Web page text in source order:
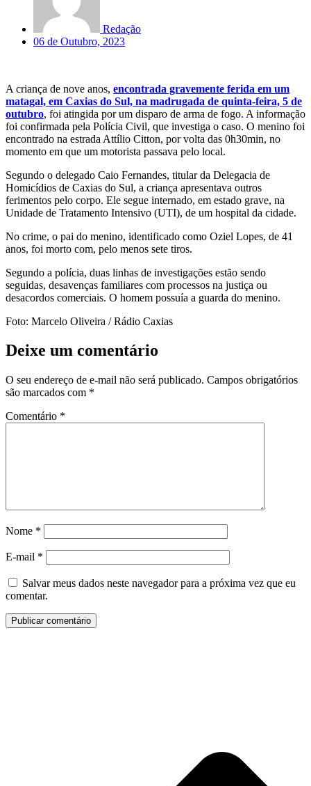
Redação
06 de Outubro, 2023
A criança de nove anos, encontrada gravemente ferida em um
matagal, em Caxias do Sul, na madrugada de quinta-feira, 5 de
outubro, foi atingida por um disparo de arma de fogo. A informação
foi confirmada pela Polícia Civil, que investiga o caso. O menino foi
encontrado na estrada Attílio Citton, por volta das 0h30min, no
momento em que um motorista passava pelo local.
Segundo o delegado Caio Fernandes, titular da Delegacia de
Homicídios de Caxias do Sul, a criança apresentava outros
ferimentos pelo corpo. Ele segue internado, em estado grave, na
Unidade de Tratamento Intensivo (UTI), de um hospital da cidade.
No crime, o pai do menino, identificado como Oziel Lopes, de 41
anos, foi morto com, pelo menos sete tiros.
Segundo a polícia, duas linhas de investigações estão sendo
seguidas, desavenças familiares com processos na justiça ou
desacordos comerciais. O homem possuía a guarda do menino.
Foto: Marcelo Oliveira / Rádio Caxias
Deixe um comentário
O seu endereço de e-mail não será publicado. Campos obrigatórios
são marcados com *
Comentário *
Nome *
E-mail *
Salvar meus dados neste navegador para a próxima vez que eu
comentar.